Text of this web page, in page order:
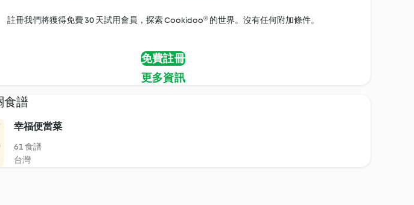
註冊我們將獲得免費 30 天試用會員，探索 Cookidoo® 的世界。沒有任何附加條件。
免費註冊
更多資訊
食譜
幸福便當菜
61 食譜
台灣